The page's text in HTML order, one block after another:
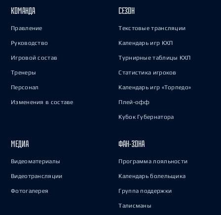
КОМАНДА
Правление
Руководство
Игровой состав
Тренеры
Персонал
Изменения в составе
СЕЗОН
Текстовые трансляции
Календарь игр КХЛ
Турнирные таблицы КХЛ
Статистика игроков
Календарь игр «Торпедо»
Плей-офф
Кубок Губернатора
МЕДИА
Видеоматериалы
Видеотрансляции
Фотогалерея
ФАН-ЗОНА
Программа лояльности
Календарь болельщика
Группа поддержки
Талисманы